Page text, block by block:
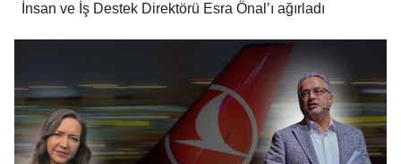
İnsan ve İş Destek Direktörü Esra Önal’ı ağırladı